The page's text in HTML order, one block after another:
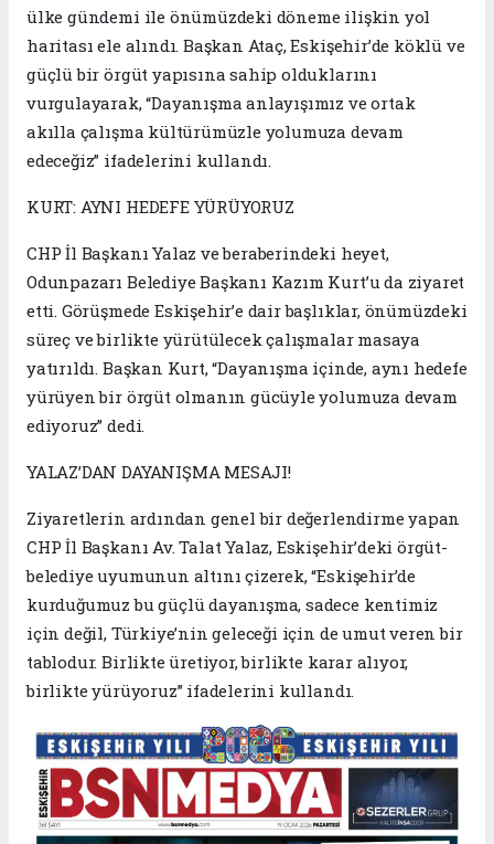
ülke gündemi ile önümüzdeki döneme ilişkin yol
haritası ele alındı. Başkan Ataç, Eskişehir’de köklü ve
güçlü bir örgüt yapısına sahip olduklarını
vurgulayarak, “Dayanışma anlayışımız ve ortak
akılla çalışma kültürümüzle yolumuza devam
edeceğiz” ifadelerini kullandı.
KURT: AYNI HEDEFE YÜRÜYORUZ
CHP İl Başkanı Yalaz ve beraberindeki heyet,
Odunpazarı Belediye Başkanı Kazım Kurt’u da ziyaret
etti. Görüşmede Eskişehir’e dair başlıklar, önümüzdeki
süreç ve birlikte yürütülecek çalışmalar masaya
yatırıldı. Başkan Kurt, “Dayanışma içinde, aynı hedefe
yürüyen bir örgüt olmanın gücüyle yolumuza devam
ediyoruz” dedi.
YALAZ’DAN DAYANIŞMA MESAJI!
Ziyaretlerin ardından genel bir değerlendirme yapan
CHP İl Başkanı Av. Talat Yalaz, Eskişehir’deki örgüt-
belediye uyumunun altını çizerek, “Eskişehir’de
kurduğumuz bu güçlü dayanışma, sadece kentimiz
için değil, Türkiye’nin geleceği için de umut veren bir
tablodur. Birlikte üretiyor, birlikte karar alıyor,
birlikte yürüyoruz” ifadelerini kullandı.